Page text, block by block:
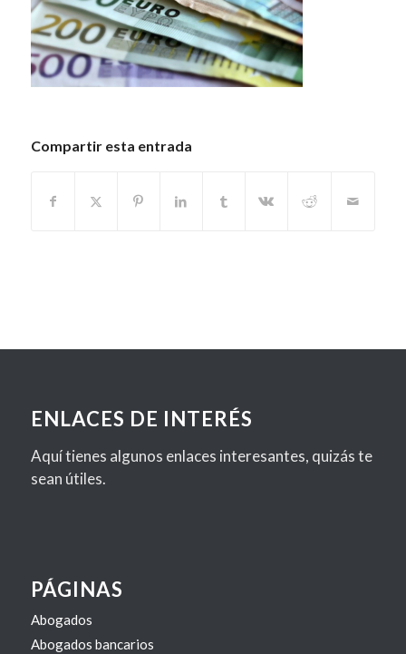
Compartir esta entrada
ENLACES DE INTERÉS
Aquí tienes algunos enlaces interesantes, quizás te
sean útiles.
PÁGINAS
Abogados
Abogados bancarios